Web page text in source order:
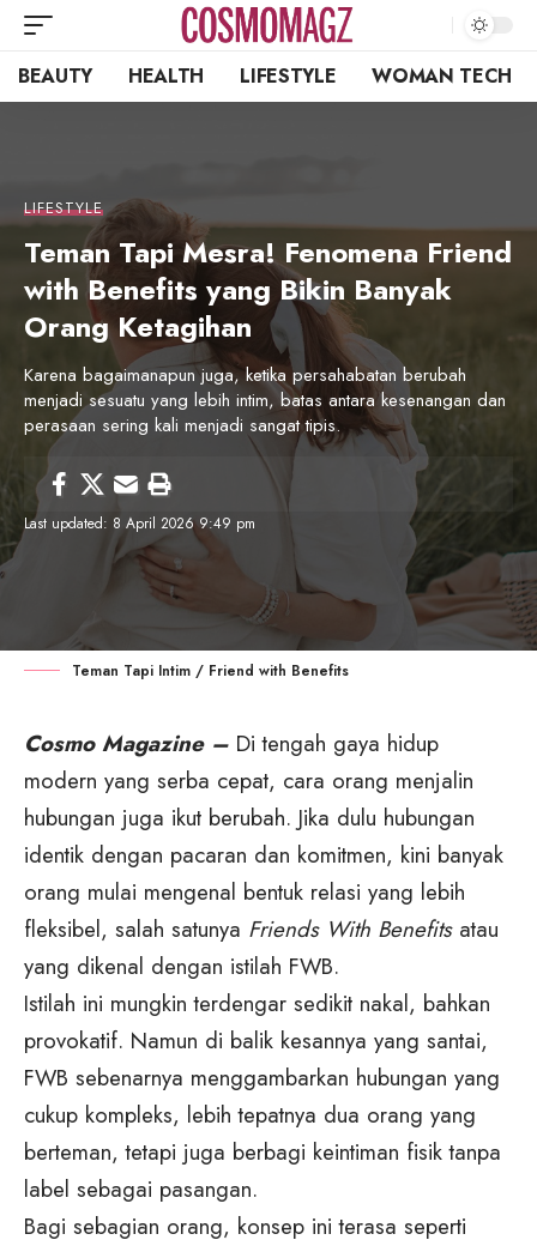
BEAUTY HEALTH LIFESTYLE WOMAN TECH
LIFESTYLE
Teman Tapi Mesra! Fenomena Friend
with Benefits yang Bikin Banyak
Orang Ketagihan
Karena bagaimanapun juga, ketika persahabatan berubah
menjadi sesuatu yang lebih intim, batas antara kesenangan dan
perasaan sering kali menjadi sangat tipis.
Last updated: 8 April 2026 9:49 pm
Teman Tapi Intim / Friend with Benefits
Cosmo Magazine – Di tengah gaya hidup
modern yang serba cepat, cara orang menjalin
hubungan juga ikut berubah. Jika dulu hubungan
identik dengan pacaran dan komitmen, kini banyak
orang mulai mengenal bentuk relasi yang lebih
fleksibel, salah satunya Friends With Benefitsatau
yang dikenal dengan istilah FWB.
Istilah ini mungkin terdengar sedikit nakal, bahkan
provokatif. Namun di balik kesannya yang santai,
FWB sebenarnya menggambarkan hubungan yang
cukup kompleks, lebih tepatnya dua orang yang
berteman, tetapi juga berbagi keintiman fisik tanpa
label sebagai pasangan.
Bagi sebagian orang, konsep ini terasa seperti